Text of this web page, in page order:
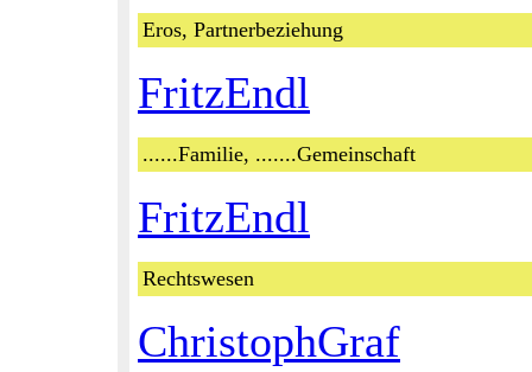
Eros, Partnerbeziehung
FritzEndl
......Familie, .......Gemeinschaft
FritzEndl
Rechtswesen
ChristophGraf